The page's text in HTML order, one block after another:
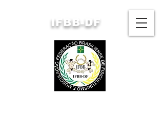
IFBB-DF